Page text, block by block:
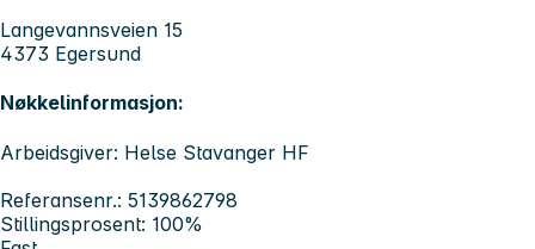
Langevannsveien 15
4373 Egersund
Nøkkelinformasjon:
Arbeidsgiver: Helse Stavanger HF
Referansenr.: 5139862798
Stillingsprosent: 100%